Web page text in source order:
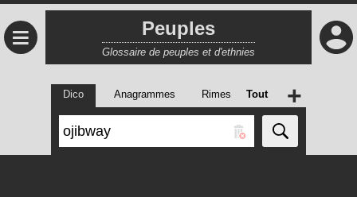
≡ Peuples
Glossaire de peuples et d'ethnies
Dico Anagrammes Rimes Tout +